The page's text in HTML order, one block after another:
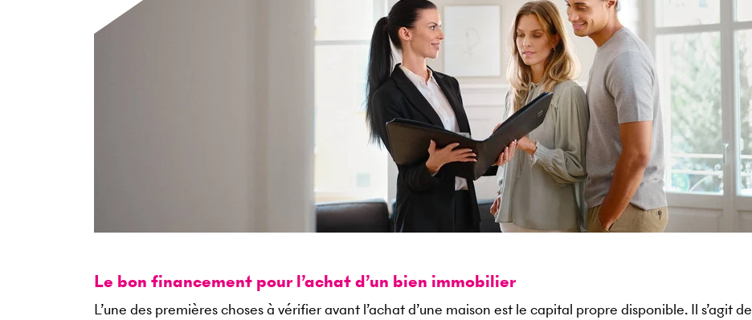
Le bon financement pour l’achat d’un bien immobilier
L’une des premières choses à vérifier avant l’achat d’une maison est le capital propre disponible. Il s’agit de